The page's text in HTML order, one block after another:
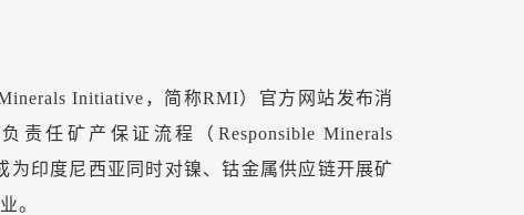
Initiative，简称RMI）官方网站发布消
任矿产保证流程（Responsible Minerals
为印度尼西亚同时对镍、钴金属供应链开展矿
。